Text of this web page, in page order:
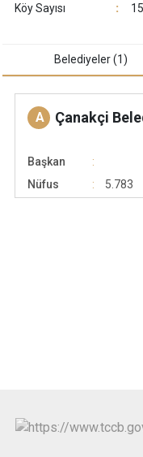
Espiye
Köy Sayısı
: 15
Belediyeler (1)
A Çanakçi
Başkan
Nüfus
5.783